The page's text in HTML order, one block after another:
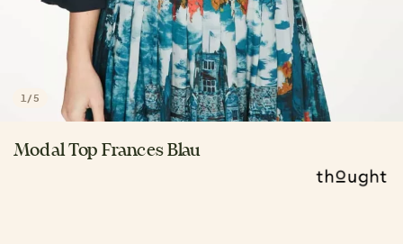
1 /5
Modal Top Frances Blau